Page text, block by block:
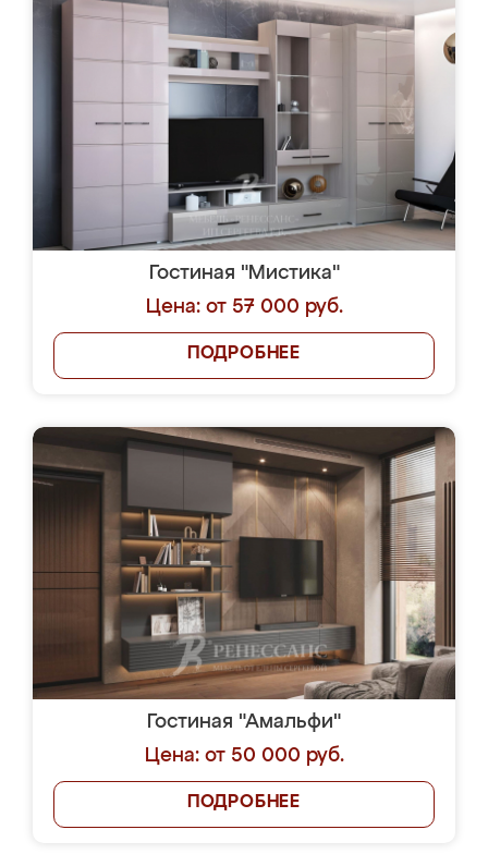
Гостиная "Мистика"
Цена: от 57 000 руб.
ПОДРОБНЕЕ
Гостиная "Амальфи"
Цена: от 50 000 руб.
ПОДРОБНЕЕ